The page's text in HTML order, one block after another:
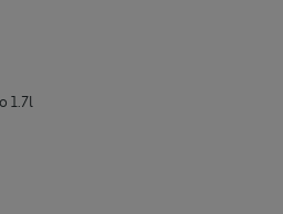
1.7l